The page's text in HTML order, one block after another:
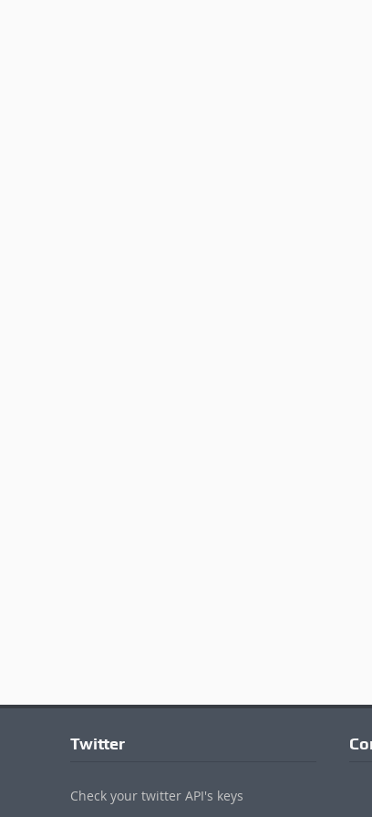
Twitter
Check your twitter API's keys